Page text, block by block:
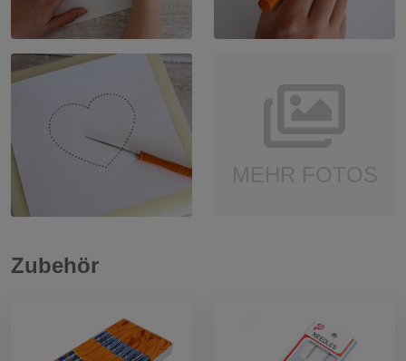
Zubehör